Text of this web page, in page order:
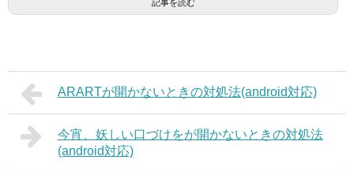
記事を読む
ARARTが開かないときの対処法(android対応)
今宵、妖しい口づけをが開かないときの対処法
(android対応)